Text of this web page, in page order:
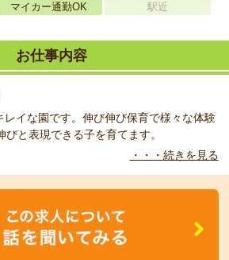
マイカー通勤OK 駅近
お仕事内容
イな園です。伸び伸び保育で様々な体験
と表現できる子を育てます。
・・・続きを見る